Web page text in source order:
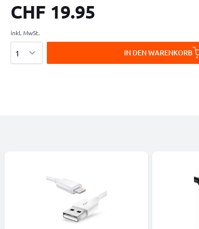
CHF 19.95
inkl. MwSt.
IN DEN WARENKORB